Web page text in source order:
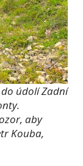
do údolí Zadní
aby
Kouba,